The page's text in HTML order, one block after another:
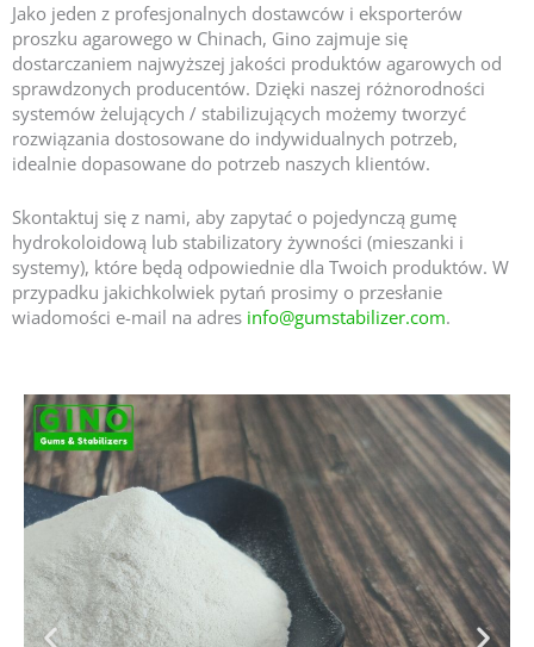
Jako jeden z profesjonalnych dostawców i eksporterów
proszku agarowego w Chinach, Gino zajmuje się
dostarczaniem najwyższej jakości produktów agarowych od
sprawdzonych producentów. Dzięki naszej różnorodności
systemów żelujących / stabilizujących możemy tworzyć
rozwiązania dostosowane do indywidualnych potrzeb,
idealnie dopasowane do potrzeb naszych klientów.
Skontaktuj się z nami, aby zapytać o pojedynczą gumę
hydrokoloidową lub stabilizatory żywności (mieszanki i
systemy), które będą odpowiednie dla Twoich produktów. W
przypadku jakichkolwiek pytań prosimy o przesłanie
wiadomości e-mail na adres info@gumstabilizer.com.